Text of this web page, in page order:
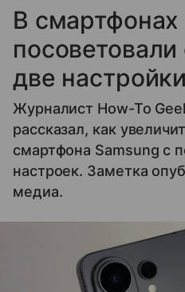
В смартфонах
две настройки
Журналист How-To
рассказал, как
смартфона Samsung с
настроек. Заметка
медиа.